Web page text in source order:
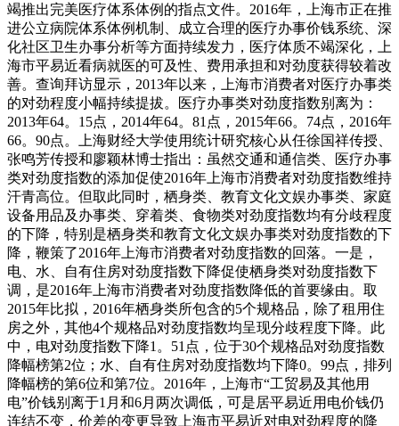
竭推出完美医疗体系体例的指点文件。2016年，上海市正在推
进公立病院体系体例机制、成立合理的医疗办事价钱系统、深
化社区卫生办事分析等方面持续发力，医疗体质不竭深化，上
海市平易近看病就医的可及性、费用承担和对劲度获得较着改
善。查询拜访显示，2013年以来，上海市消费者对医疗办事类
的对劲程度小幅持续提拔。医疗办事类对劲度指数别离为：
2013年64。15点，2014年64。81点，2015年66。74点，2016年
66。90点。上海财经大学使用统计研究核心从任徐国祥传授、
张鸣芳传授和廖颖林博士指出：虽然交通和通信类、医疗办事
类对劲度指数的添加促使2016年上海市消费者对劲度指数维持
汗青高位。但取此同时，栖身类、教育文化文娱办事类、家庭
设备用品及办事类、穿着类、食物类对劲度指数均有分歧程度
的下降，特别是栖身类和教育文化文娱办事类对劲度指数的下
降，鞭策了2016年上海市消费者对劲度指数的回落。一是，
电、水、自有住房对劲度指数下降促使栖身类对劲度指数下
调，是2016年上海市消费者对劲度指数降低的首要缘由。取
2015年比拟，2016年栖身类所包含的5个规格品，除了租用住
房之外，其他4个规格品对劲度指数均呈现分歧程度下降。此
中，电对劲度指数下降1。51点，位于30个规格品对劲度指数
降幅榜第2位；水、自有住房对劲度指数均下降0。99点，排列
降幅榜的第6位和第7位。2016年，上海市“工贸易及其他用
电”价钱别离于1月和6月两次调低，可是居平易近用电价钱仍
连结不变，价差的变更导致上海市平易近对电对劲程度的降